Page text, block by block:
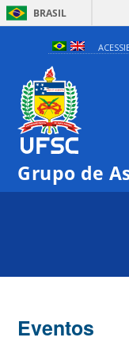
BRASIL
Grupo de
Eventos